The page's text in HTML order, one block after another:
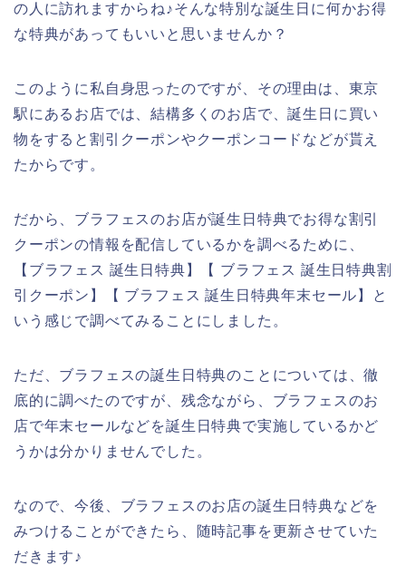
の人に訪れますからね♪そんな特別な誕生日に何かお得
な特典があってもいいと思いませんか？
このように私自身思ったのですが、その理由は、東京
駅にあるお店では、結構多くのお店で、誕生日に買い
物をすると割引クーポンやクーポンコードなどが貰え
たからです。
だから、ブラフェスのお店が誕生日特典でお得な割引
クーポンの情報を配信しているかを調べるために、
【ブラフェス 誕生日特典】【 ブラフェス 誕生日特典割
引クーポン】【 ブラフェス 誕生日特典年末セール】と
いう感じで調べてみることにしました。
ただ、ブラフェスの誕生日特典のことについては、徹
底的に調べたのですが、残念ながら、ブラフェスのお
店で年末セールなどを誕生日特典で実施しているかど
うかは分かりませんでした。
なので、今後、ブラフェスのお店の誕生日特典などを
みつけることができたら、随時記事を更新させていた
だきます♪